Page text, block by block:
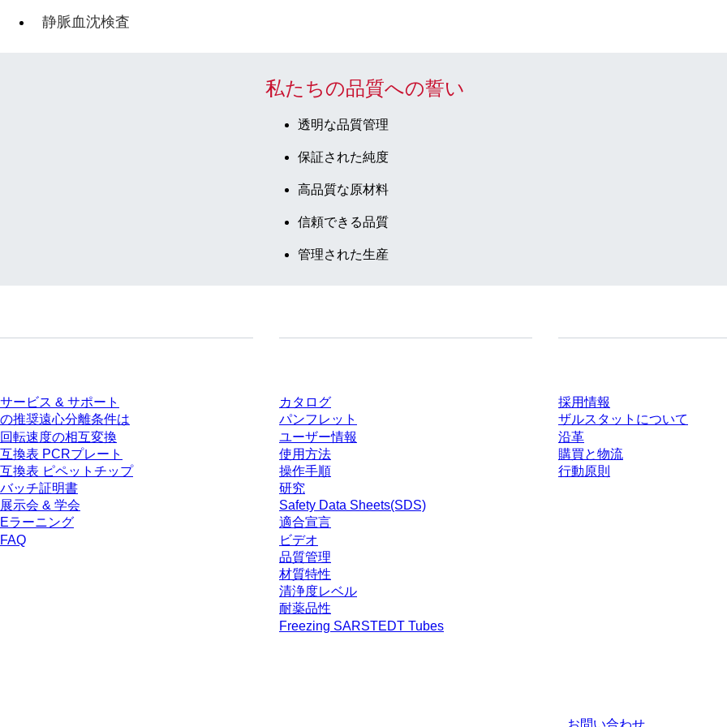
静脈血沈検査
私たちの品質への誓い
透明な品質管理
保証された純度
高品質な原材料
信頼できる品質
管理された生産
サービス & サポート
の推奨遠心分離条件は
回転速度の相互変換
互換表 PCRプレート
互換表 ピペットチップ
バッチ証明書
展示会 & 学会
Eラーニング
FAQ
カタログ
パンフレット
ユーザー情報
使用方法
操作手順
研究
Safety Data Sheets(SDS)
適合宣言
ビデオ
品質管理
材質特性
清浄度レベル
耐薬品性
Freezing SARSTEDT Tubes
採用情報
ザルスタットについて
沿革
購買と物流
行動原則